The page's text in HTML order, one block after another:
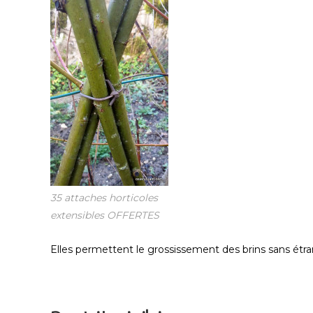
35 attaches horticoles
extensibles OFFERTES
Elles permettent le grossissement des brins sans